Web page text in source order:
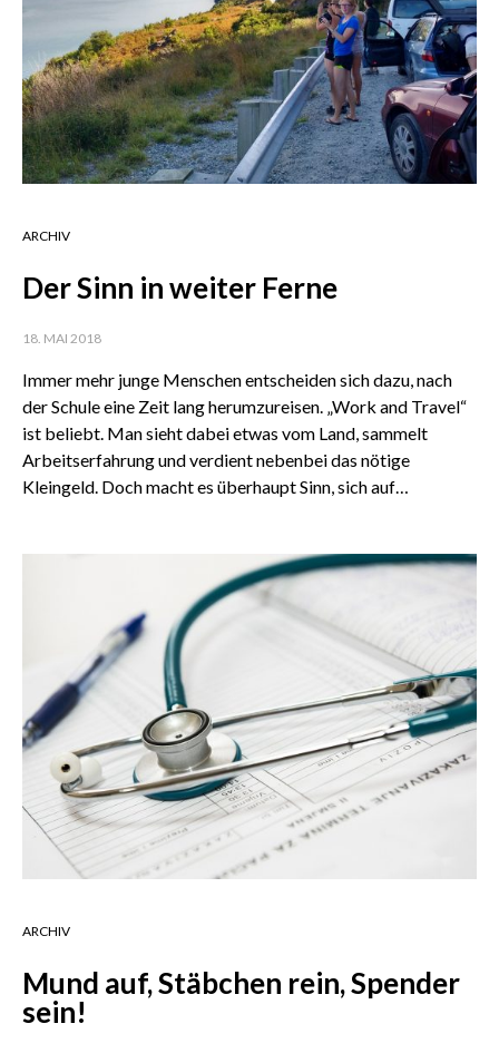
ARCHIV
Der Sinn in weiter Ferne
18. MAI 2018
Immer mehr junge Menschen entscheiden sich dazu, nach
der Schule eine Zeit lang herumzureisen. „Work and Travel“
ist beliebt. Man sieht dabei etwas vom Land, sammelt
Arbeitserfahrung und verdient nebenbei das nötige
Kleingeld. Doch macht es überhaupt Sinn, sich auf…
ARCHIV
Mund auf, Stäbchen rein, Spender
sein!